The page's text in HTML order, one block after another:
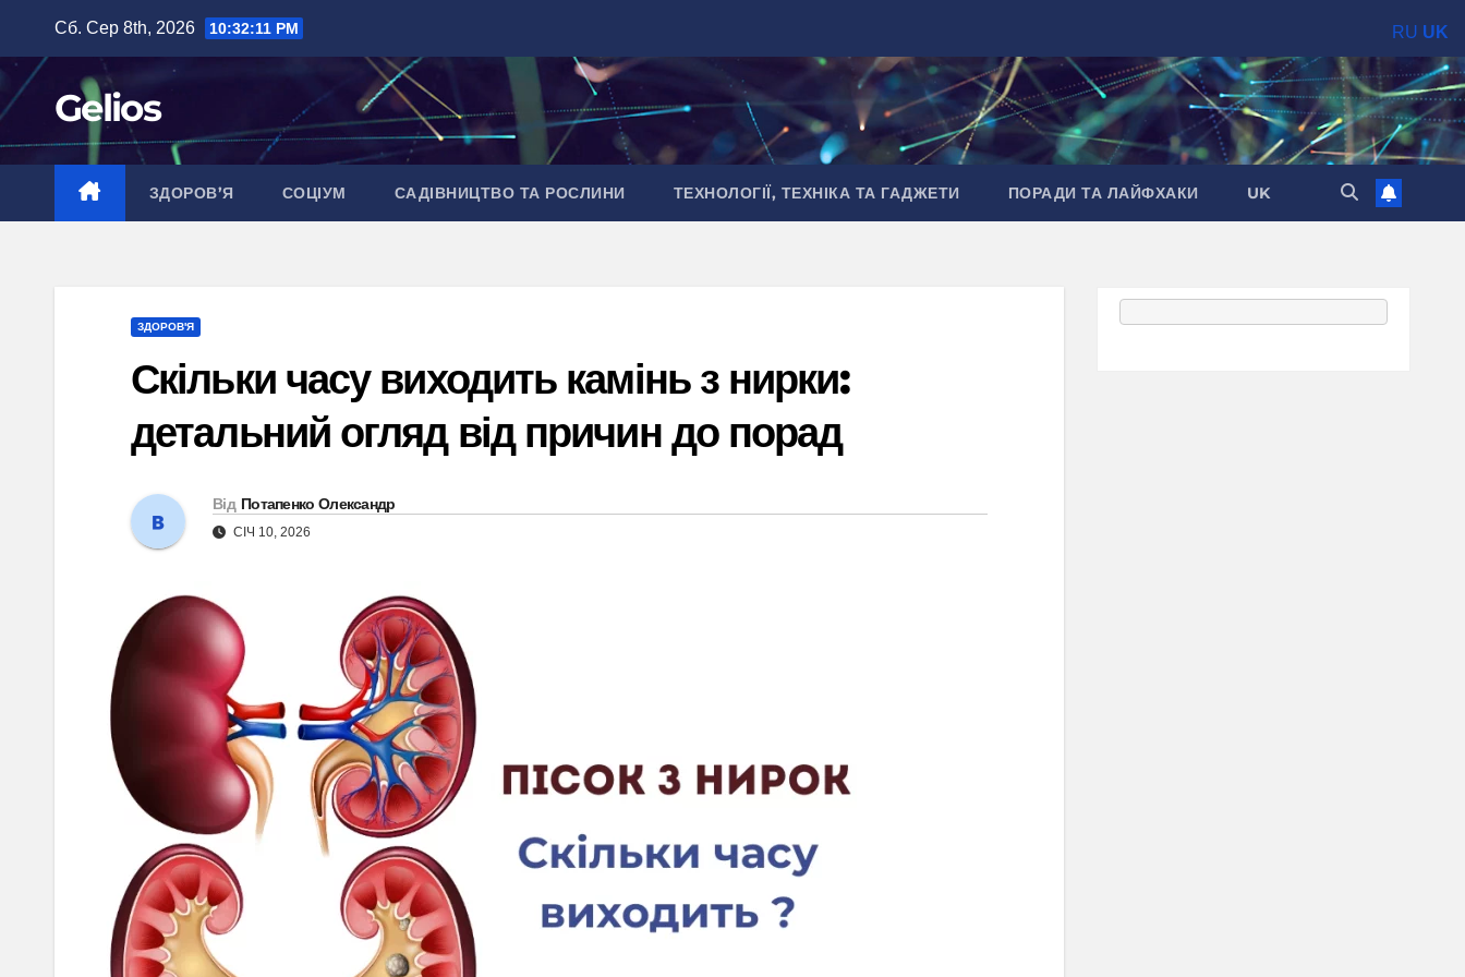
вмісту
Сб. Сер 8th, 2026 10:32:12 PM
Gelios
ЗДОРОВ’Я СОЦІУМ САДІВНИЦТВО ТА РОСЛИНИ ТЕХНОЛОГІЇ, ТЕХНІКА ТА ГАДЖЕТИ ПОРАДИ ТА ЛАЙФХАКИ UK
ЗДОРОВ'Я
Скільки часу виходить камінь з нирки:
детальний огляд від причин до порад
Від Потапенко Олександр
СІЧ 10, 2026
RU UK